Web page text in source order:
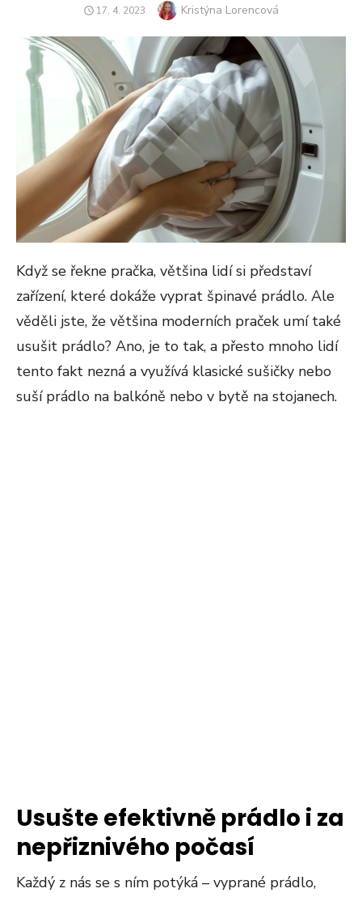
POSTED
17. 4. 2023 Author
Kristýna Lorencová
Když se řekne pračka, většina lidí si představí
zařízení, které dokáže vyprat špinavé prádlo. Ale
věděli jste, že většina moderních praček umí také
usušit prádlo? Ano, je to tak, a přesto mnoho lidí
tento fakt nezná a využívá klasické sušičky nebo
suší prádlo na balkóně nebo v bytě na stojanech.
Usušte efektivně prádlo i za
nepřiznivého počasí
Každý z nás se s ním potýká – vyprané prádlo,